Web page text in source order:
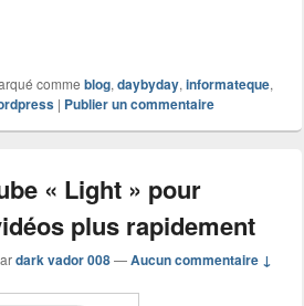
comme blog, daybyday, informateque,
| Publier un commentaire
« Light » pour
plus rapidement
dark vador 008 —Aucun commentaire ↓